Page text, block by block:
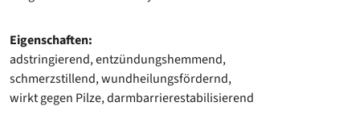
Eigenschaften:
adstringierend, entzündungshemmend,
schmerzstillend, wundheilungsfördernd,
wirkt gegen Pilze, darmbarrierestabilisierend